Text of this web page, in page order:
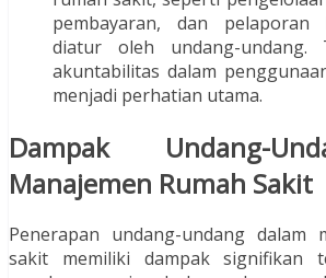
pembayaran, dan pelaporan
diatur oleh undang-undang.
akuntabilitas dalam
menjadi perhatian utama.
Dampak Undang-
Manajemen Rumah Sakit
Penerapan undang-undang dalam
sakit memiliki dampak signifikan